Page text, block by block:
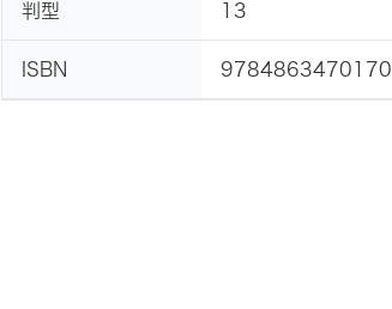
判型 13
ISBN 9784863470170